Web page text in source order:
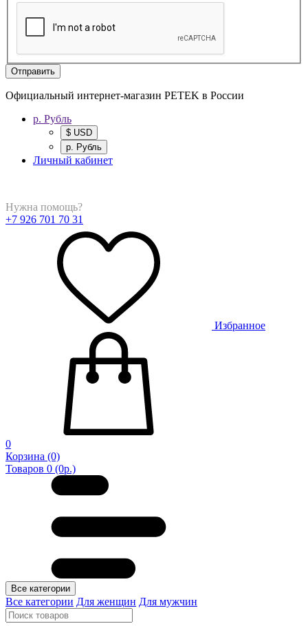
Отправить
Официальный интернет-магазин PETEK в России
р. Рубль
$ USD
р. Рубль
Личный кабинет
Нужна помощь?
+7 926 701 70 31
Избранное
0
Корзина (0)
Товаров 0 (0р.)
Все категории
Все категории Для женщин Для мужчин